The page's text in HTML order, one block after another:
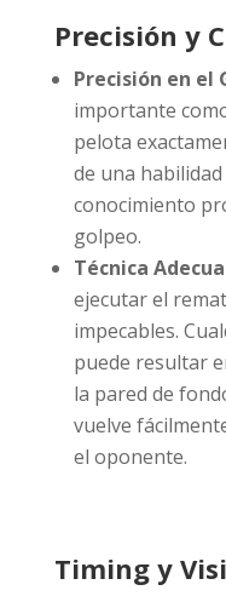
Precisión y
Precisión en el
importante
pelota
de una
conocimiento
golpeo.
Técnica
ejecutar el
impecables.
puede resultar
la pared de
vuelve
el oponente.
Timing y